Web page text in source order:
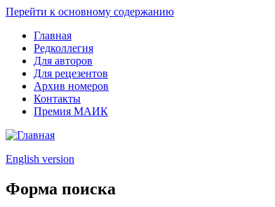
Перейти к основному содержанию
Главная
Редколлегия
Для авторов
Для рецезентов
Архив номеров
Контакты
Премия МАИК
English version
Форма поиска